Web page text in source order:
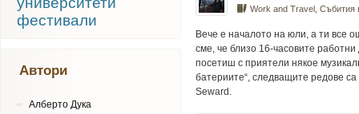
фестивали
Автори
Алберто Дука
Work and Travel
Вече е началото на юли, а ти все
сме, че близо 16-часовите
посетиш с приятели някое
батериите“, следващите редове
Seward.